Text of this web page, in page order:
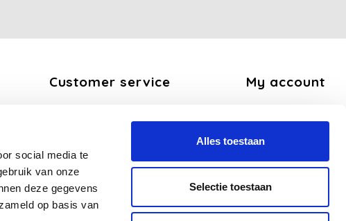
social media te
van onze
deze gegevens
op basis van
Alles toestaan
Selectie toestaan
Customer service
Payment methods
Shipping and return policy
My account
My tickets
My wishlist